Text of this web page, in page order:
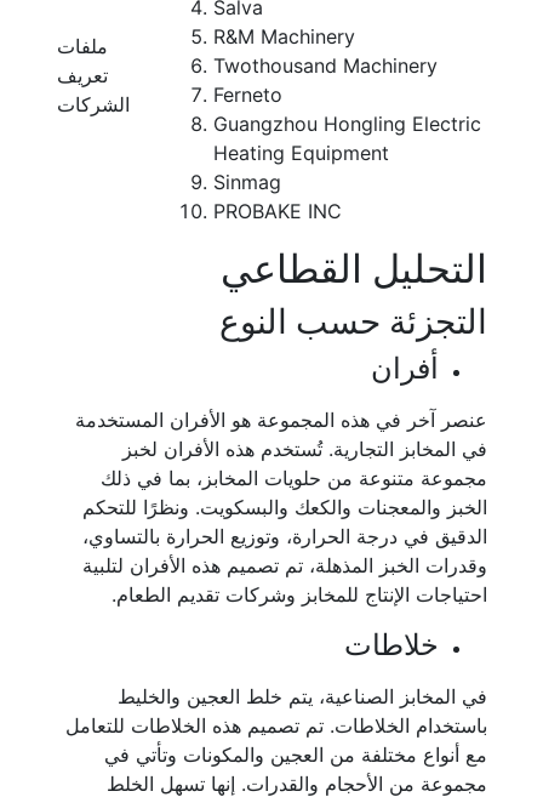
ملفات
تعريف
الشركات
Salva
R&M Machinery
Twothousand Machinery
Ferneto
Guangzhou Hongling Electric
Heating Equipment
Sinmag
PROBAKE INC
التحليل القطاعي
التجزئة حسب النوع
أفران
عنصر آخر في هذه المجموعة هو الأفران المستخدمة
في المخابز التجارية. تُستخدم هذه الأفران لخبز
مجموعة متنوعة من حلويات المخابز، بما في ذلك
الخبز والمعجنات والكعك والبسكويت. ونظرًا للتحكم
الدقيق في درجة الحرارة، وتوزيع الحرارة بالتساوي،
وقدرات الخبز المذهلة، تم تصميم هذه الأفران لتلبية
احتياجات الإنتاج للمخابز وشركات تقديم الطعام.
خلاطات
في المخابز الصناعية، يتم خلط العجين والخليط
باستخدام الخلاطات. تم تصميم هذه الخلاطات للتعامل
مع أنواع مختلفة من العجين والمكونات وتأتي في
مجموعة من الأحجام والقدرات. إنها تسهل الخلط